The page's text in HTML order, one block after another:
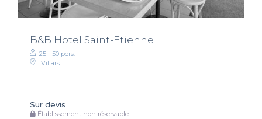
B&B Hotel Saint-Etienne
25 - 50 pers.
Villars
Sur devis
Établissement non réservable